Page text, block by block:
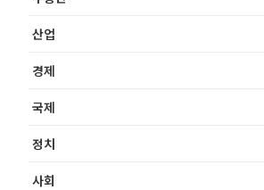
산업
경제
국제
정치
사회